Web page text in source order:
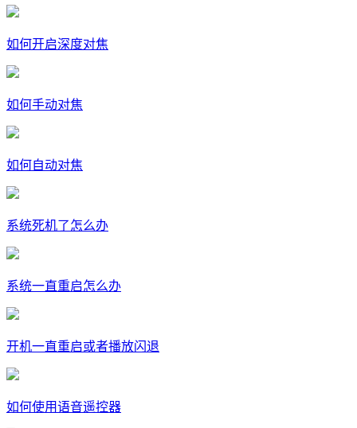
如何开启深度对焦
如何手动对焦
如何自动对焦
系统死机了怎么办
系统一直重启怎么办
开机一直重启或者播放闪退
如何使用语音遥控器